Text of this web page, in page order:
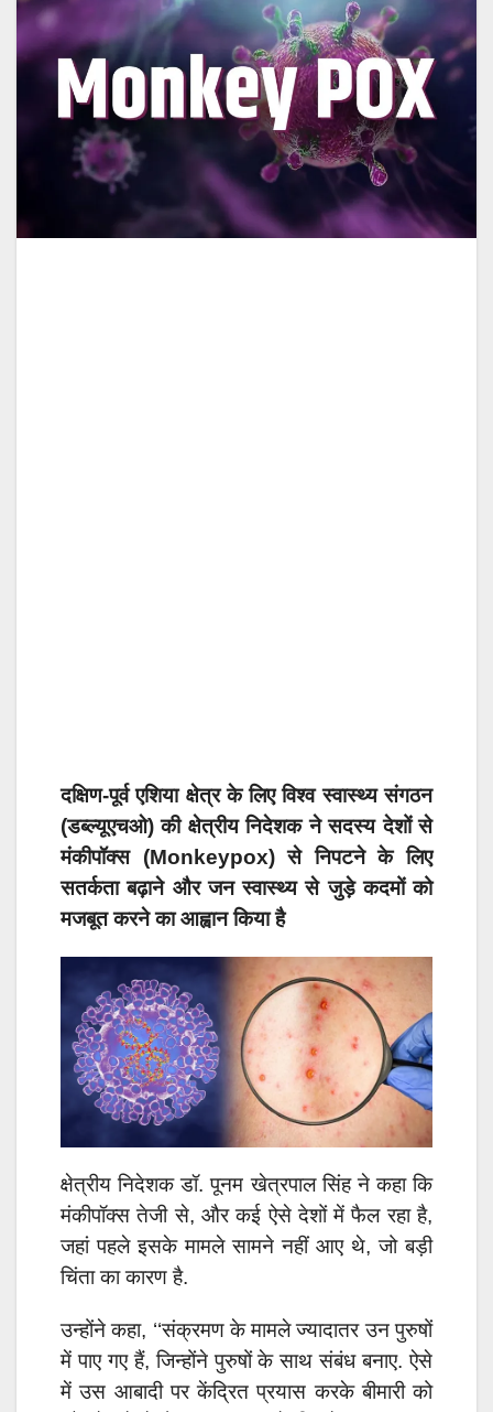
दक्षिण-पूर्व एशिया क्षेत्र के लिए विश्व स्वास्थ्य संगठन
(डब्ल्यूएचओ) की क्षेत्रीय निदेशक ने सदस्य देशों से
मंकीपॉक्स (Monkeypox) से निपटने के लिए
सतर्कता बढ़ाने और जन स्वास्थ्य से जुड़े कदमों को
मजबूत करने का आह्वान किया है
क्षेत्रीय निदेशक डॉ. पूनम खेत्रपाल सिंह ने कहा कि
मंकीपॉक्स तेजी से, और कई ऐसे देशों में फैल रहा है,
जहां पहले इसके मामले सामने नहीं आए थे, जो बड़ी
चिंता का कारण है.
उन्होंने कहा, ‘‘संक्रमण के मामले ज्यादातर उन पुरुषों
में पाए गए हैं, जिन्होंने पुरुषों के साथ संबंध बनाए. ऐसे
में उस आबादी पर केंद्रित प्रयास करके बीमारी को